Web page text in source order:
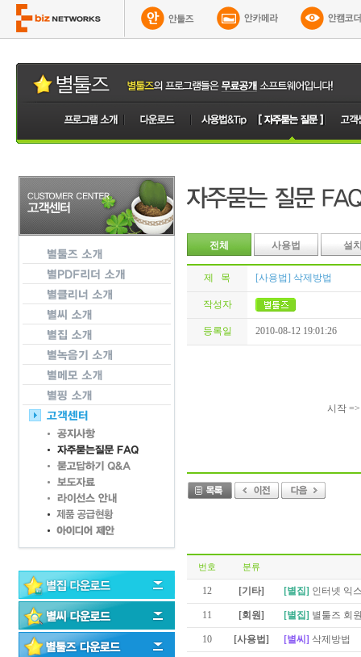
전체 사용법 설
제 목 [사용법] 삭제방법
작성자
등록일 2010-08-12 19:01:26
시작
번호 분류
12 [기타] [별집] 인터넷 익
11 [회원] [별집] 별툴즈 회
10 [사용법] [별씨] 삭제방법